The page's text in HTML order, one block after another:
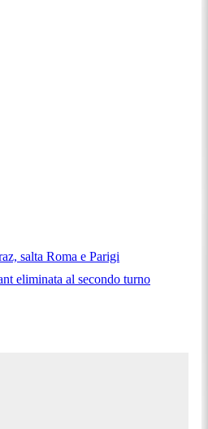
salta Roma e Parigi
eliminata al secondo turno